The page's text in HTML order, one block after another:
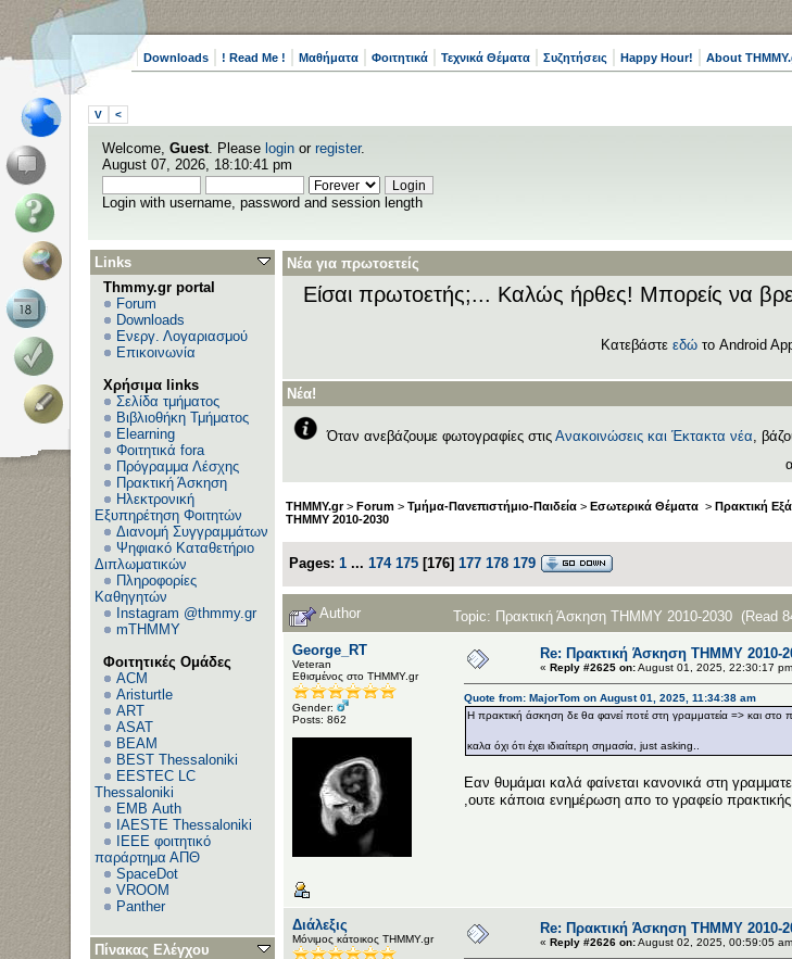
Downloads ! Read Me ! Μαθήματα Φοιτητικά Τεχνικά Θέματα Συζητήσεις Happy Hour! About
V <
Welcome, Guest. Please login or register.
August 07, 2026, 18:10:41 pm
Login with username, password and session length
Links
Thmmy.gr portal
Forum
Downloads
Ενεργ. Λογαριασμού
Επικοινωνία
Χρήσιμα links
Σελίδα τμήματος
Βιβλιοθήκη Τμήματος
Elearning
Φοιτητικά fora
Πρόγραμμα Λέσχης
Πρακτική Άσκηση
Ηλεκτρονική
Εξυπηρέτηση Φοιτητών
Διανομή Συγγραμμάτων
Ψηφιακό Καταθετήριο
Διπλωματικών
Πληροφορίες
Καθηγητών
Instagram @thmmy.gr
mTHMMY
Φοιτητικές Ομάδες
ACM
Aristurtle
ART
ASAT
BEAM
BEST Thessaloniki
EESTEC LC
Thessaloniki
EΜΒ Auth
IAESTE Thessaloniki
IEEE φοιτητικό
παράρτημα ΑΠΘ
SpaceDot
VROOM
Panther
Πίνακας Ελέγχου
Νέα για πρωτοετείς
Είσαι πρωτοετής;... Καλώς ήρθες! Μπορείς να
Κατεβάστε εδώ το Android
Νέα!
Όταν ανεβάζουμε φωτογραφίες στις Ανακοινώσεις και Έκτακτα νέα,
THMMY.gr> Forum > Τμήμα-Πανεπιστήμιο-Παιδεία > Εσωτερικά Θέματα > Πρακτική
ΤΗΜΜΥ 2010-2030
Pages: 1 ... 174 175 [176] 177 178 179
Author Topic: Πρακτική Άσκηση ΤΗΜΜΥ 2010-2030 (Read
George_RT
Veteran
Εθισμένος στο ΤΗΜΜΥ.gr
Gender:
Posts: 862
Re: Πρακτική Άσκηση ΤΗΜΜΥ 2010-
« Reply #2625 on:August 01, 2025, 22:30:17
Quote from: MajorTom on August 01, 2025, 11:34:38 am
Η πρακτική άσκηση δε θα φανεί ποτέ στη γραμματεία => και στο
καλα όχι ότι έχει ιδιαίτερη σημασία, just asking..
Εαν θυμάμαι καλά φαίνεται κανονικά στη
,ουτε κάποια ενημέρωση απο το γραφείο πρακτικής.
Διάλεξις
Μόνιμος κάτοικος ΤΗΜΜΥ.gr
Re: Πρακτική Άσκηση ΤΗΜΜΥ 2010-
« Reply #2626 on:August 02, 2025, 00:59:05